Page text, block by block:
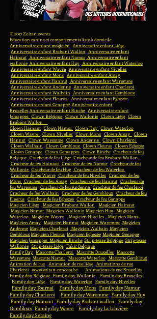
© 2017 Zoltan events
Education canine et comportementaliste à domicile
Anniversaire enfant magicien Anniversaire enfant Liège
Anniversaire enfant Brabant Wallon Anniversaire enfant
Hainaut Anniversaire enfant Namur Anniversaire enfant
wallonie Anniversaire enfant Huy Anniversaire enfant Waterloo
Anniversaire enfant Wavre Anniversaire enfant Nivelles
Anniversaire enfant Mons Anniversaire enfant Amay
Anniversaire enfant Hannut Anniversaire enfant Waremme
Anniversaire enfant Andenne Anniversaire enfant Charleroi
Anniversaire enfant Walhain Anniversaire enfant Gembloux
Anniversaire enfant Fleurus
Anniversaire enfant Eghezée
Anniversaire enfant Genappe Anniversaire enfant
BruxellesAnniversaire enfant Binche Anniversaire enfant
Jemappes Clown Belgique Clown Wallonie Clown Liège Clown
Brabant Wallon
Clown Hainaut Clown Namur Clown Huy Clown Waterloo
Clown Wavre
Clown Nivelles Clown Mons Clown Amay
Clown
Hannut Clown Waremme Clown Andenne
Clown Charleroi
Clown Walhain Clown Gembloux Clown Fleurus Clown Eghezée
Clown Genappe Clown Gemappes Clown Binche Cracheur de feu
Belgique Cracheur de feu Liège Cracheur de feu Brabant Wallon
Cracheur de feu Hainaut Cracheur de feu Namur Cracheur de feu
Wallonie Cracheur de feu Huy Cracheur de feu Waterloo
Cracheur de feu Wavre Cracheur de feu Nivelles Cracheur de feu
Mons Cracheur de feu Amay Cracheur de feu Hannut Cracheur de
feu Waremme Cracheur de feu Andenne Cracheur de feu Charleroi
Cracheur de feu Walhain Cracheur de feu Gembloux Cracheur de feu
Fleurus Cracheur de feu Eghezee Cracheur de feu Genappe
Magicien Liège
Magicien Brabant Wallon
Magicien Hainaut
Magicien Namur Magicien Wallonie Magicien Huy Magicien
Waterloo Magicien Wavre Magicien Nivelles
Magicien Mons
Magicien Amay Magicien Hannut Magicien Waremme Magicien
Andenne Magicien Charleroi Magicien Walhain Magicien
GemblouxMagicien Fleurus Magicien Eghezée Magicien Genappe
Magicien Jemappes Magicien Binche Strip-tease Belgique Strip-tease
Wallonie Strip-tease Liège Fakir Belgique
Family Day Mascotte Charleroi Mascotte Bruxelles Mascotte
Waremme Mascotte Namur Mascotte Waterloo Mascotte Gembloux
Animation de rue
Animation de rue liège Animations de rue
Charleroi www.zoltan-concept.be
Animations de rue Bruxelles
Family day Belgique Family day Wallonie
Family day Bruxelles
Family day Liège
Family day Waterloo Family day Nivelles
Family day Tournai Family day Mons Family day Namur
Family day Charleroi
Family day Waremme Family day Huy
Family day Hainaut Family day Brabant wallon Family day
Gembloux Family day Wavre
Family day La Louvière
Family day Seraing